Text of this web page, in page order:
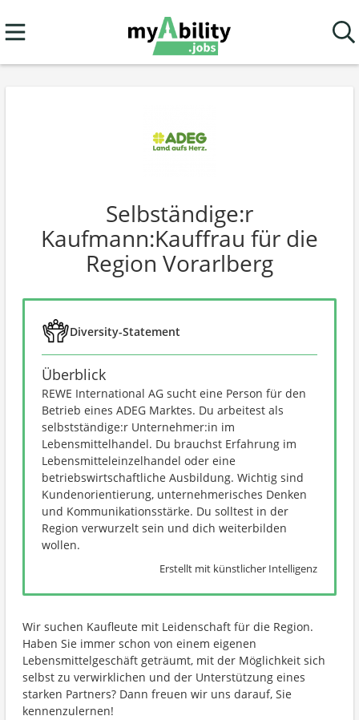
Selbständige:r
Kaufmann:Kauffrau für die
Region Vorarlberg
Diversity-Statement
Überblick
REWE International AG sucht eine Person für den
Betrieb eines ADEG Marktes. Du arbeitest als
selbstständige:r Unternehmer:in im
Lebensmittelhandel. Du brauchst Erfahrung im
Lebensmitteleinzelhandel oder eine
betriebswirtschaftliche Ausbildung. Wichtig sind
Kundenorientierung, unternehmerisches Denken
und Kommunikationsstärke. Du solltest in der
Region verwurzelt sein und dich weiterbilden
wollen.
Erstellt mit künstlicher Intelligenz
Wir suchen Kaufleute mit Leidenschaft für die Region.
Haben Sie immer schon von einem eigenen
Lebensmittelgeschäft geträumt, mit der Möglichkeit sich
selbst zu verwirklichen und der Unterstützung eines
starken Partners? Dann freuen wir uns darauf, Sie
kennenzulernen!